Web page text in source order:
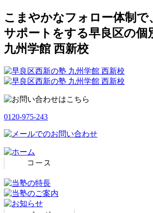
こまやかなフォロー体制で
サポートをする早良区の個
九州学館 西新校
0120-975-243